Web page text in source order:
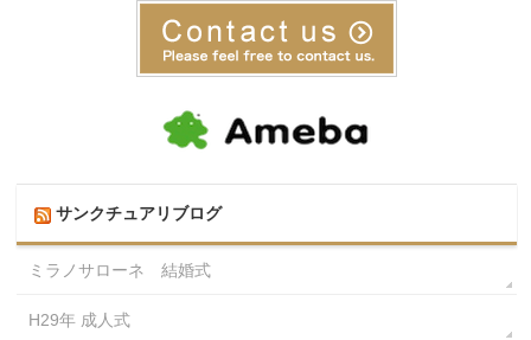
サンクチュアリブログ
ミラノサローネ 結婚式
H29年 成人式